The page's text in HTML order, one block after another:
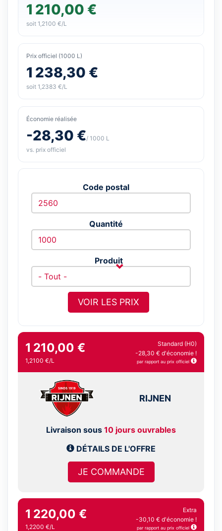
1 210,00 €
soit 1,2100 €/L
Prix officiel (1000 L)
1 238,30 €
soit 1,2383 €/L
Économie réalisée
-28,30 €/ 1000 L
vs. prix officiel
Code postal
Quantité
Produit
VOIR LES PRIX
1 210,00 €
1,2100 €/L
Standard (H0)
-28,30 € d'économie !
par rapport au prix officiel
RIJNEN
Livraison sous 10 jours ouvrables
DÉTAILS DE L'OFFRE
JE COMMANDE
1 220,00 €
1,2200 €/L
Extra
-30,10 € d'économie !
par rapport au prix officiel